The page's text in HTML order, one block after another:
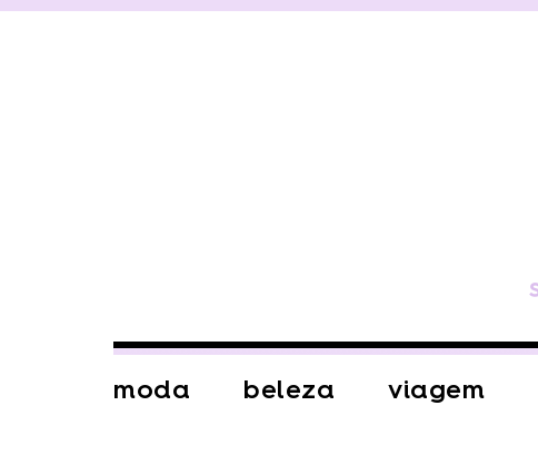
moda beleza viagem